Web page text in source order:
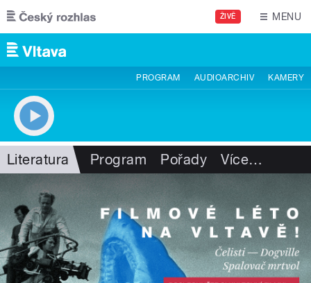
Přejít k hlavnímu obsahu
ŽIVĚ MENU
PROGRAM AUDIOARCHIV KAMERY
Literatura Program Pořady Více…